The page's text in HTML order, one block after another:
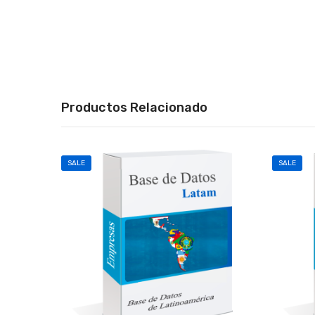
Productos Relacionado
SALE SALE